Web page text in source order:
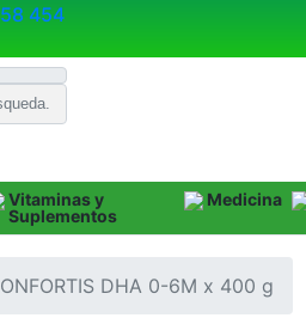
454
Vitaminas y
Suplementos
Medicina
DHA 0-6M x 400 g